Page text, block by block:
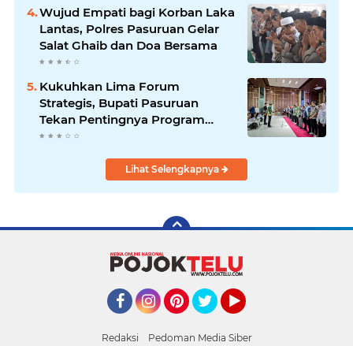
Wujud Empati bagi Korban Laka
Lantas, Polres Pasuruan Gelar
Salat Ghaib dan Doa Bersama
Kukuhkan Lima Forum
Strategis, Bupati Pasuruan
Tekan Pentingnya Program
Nyata untuk Rakyat
Lihat Selengkapnya
Redaksi Pedoman Media Siber